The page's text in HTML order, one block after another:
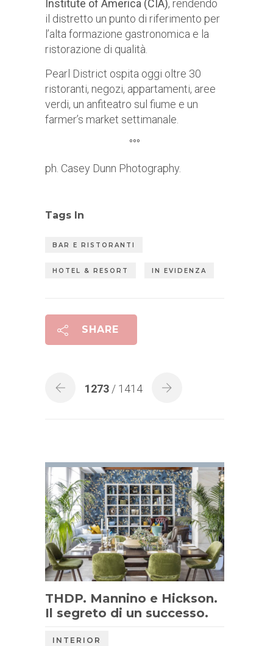
Institute of America (CIA), rendendo
il distretto un punto di riferimento per
l’alta formazione gastronomica e la
ristorazione di qualità.
Pearl District ospita oggi oltre 30
ristoranti, negozi, appartamenti, aree
verdi, un anfiteatro sul fiume e un
farmer’s market settimanale.
°°°
ph. Casey Dunn Photography.
Tags In
BAR E RISTORANTI
HOTEL & RESORT IN EVIDENZA
SHARE
1273 / 1414
THDP. Mannino e Hickson.
Il segreto di un successo.
INTERIOR